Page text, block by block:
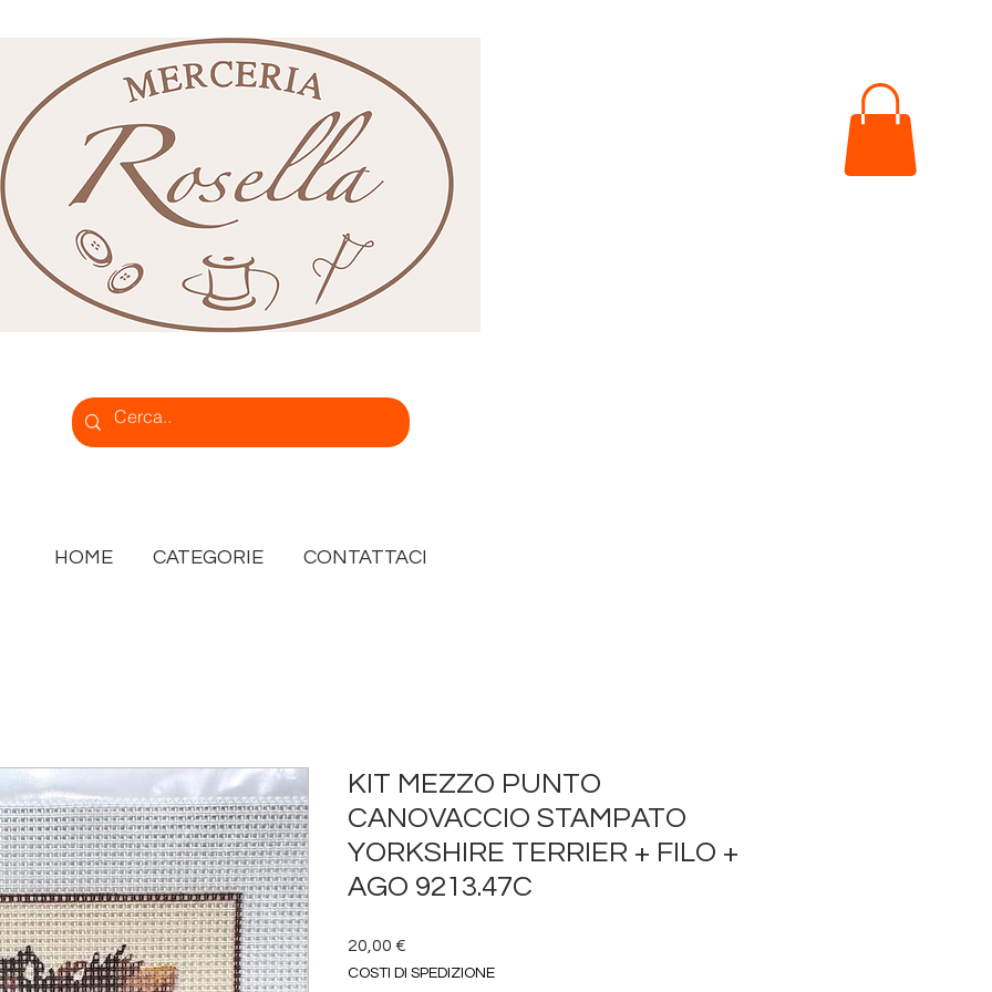
HOME CATEGORIE CONTATTACI
KIT MEZZO PUNTO
CANOVACCIO STAMPATO
YORKSHIRE TERRIER + FILO +
AGO 9213.47C
20,00 €
COSTI DI SPEDIZIONE